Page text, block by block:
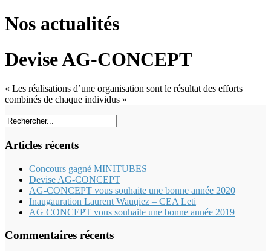
Nos actualités
Devise AG-CONCEPT
« Les réalisations d’une organisation sont le résultat des efforts
combinés de chaque individus »
Articles récents
Concours gagné MINITUBES
Devise AG-CONCEPT
AG-CONCEPT vous souhaite une bonne année 2020
Inaugauration Laurent Wauqiez – CEA Leti
AG CONCEPT vous souhaite une bonne année 2019
Commentaires récents